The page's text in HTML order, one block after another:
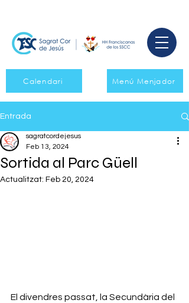
Calendari Menú Menjador
Entrada
Sortida al Parc Güell
sagratcordejesus
Feb 13, 2024
Actualitzat: Feb 20, 2024
El divendres passat, la Secundària del